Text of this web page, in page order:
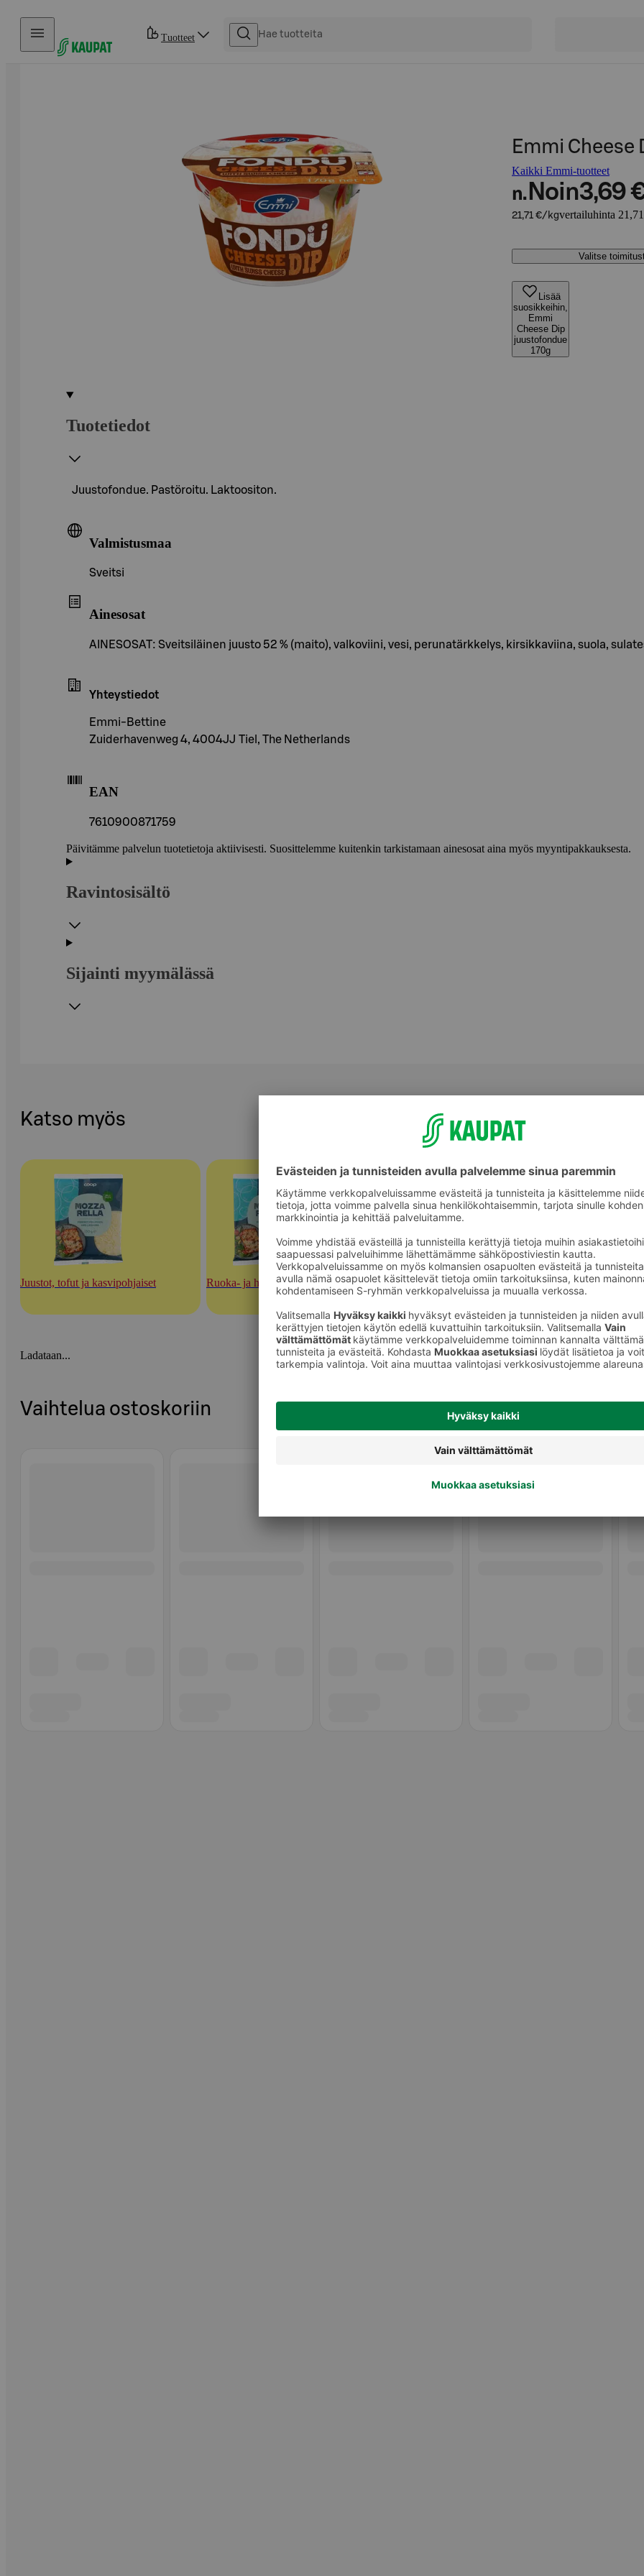
Hyppää sisältöön
Tuotteet
Emmi Cheese
Kaikki Emmi-tuotteet
n. Noin3,69
21,71 €/kgvertailuhinta
Valitse
Lisää
suosikkeihin,
Emmi
Cheese Dip
juustofondue
170g
Tuotetiedot
Juustofondue. Pastöroitu. Laktoositon.
Valmistusmaa
Sveitsi
Ainesosat
AINESOSAT: Sveitsiläinen juusto 52 % (maito), valkoviini, vesi, perunatärkkelys, kirsikkaviina, suola,
Yhteystiedot
Emmi-Bettine
Zuiderhavenweg 4, 4004JJ Tiel, The Netherlands
EAN
7610900871759
Päivitämme palvelun tuotetietoja aktiivisesti. Suosittelemme kuitenkin tarkistamaan ainesosat aina myös myyntipakkauksesta.
Ravintosisältö
Sijainti myymälässä
Katso myös
Juustot, tofut ja kasvipohjaiset Ruoka- ja herkuttelujuustot
Halloumit, grillijuustot ja muut
erikoisjuustot
Ladataan...
Vaihtelua ostoskoriin